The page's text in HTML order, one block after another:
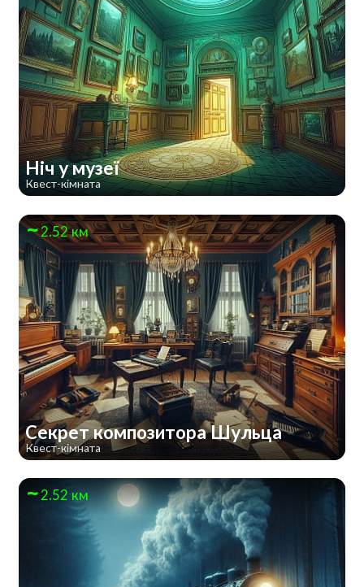
Ніч у музеї
Квест-кімната
2.52 км
Cекрет композитора Шульца
Квест-кімната
2.52 км